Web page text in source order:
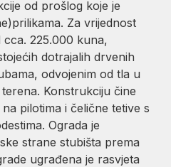
od prošlog koje je
Za vrijednost
225.000 kuna,
dotrajalih drvenih
odvojenim od tla u
Konstrukciju čine
pilotima i čelične tetive s
Ograda je
strane stubišta prema
ugrađena je rasvjeta